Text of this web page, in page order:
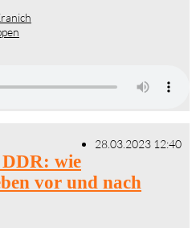
28.03.2023 12:40
wie
vor und nach